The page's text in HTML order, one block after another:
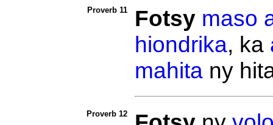
Proverb 11 Fotsy maso
hiondrika, ka
mahitany
Proverb 12